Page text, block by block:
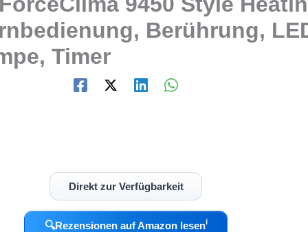
Berührung,
Timer
Direkt zur Verfügbarkeit
🔍Rezensionen auf Amazon lesenℹ︎